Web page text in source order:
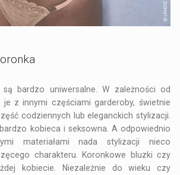
są bardzo uniwersalne. W zależności od
z innymi częściami garderoby, świetnie
codziennych lub eleganckich stylizacji.
kobieca i seksowna. A odpowiednio
materiałami nada stylizacji nieco
charakteru. Koronkowe bluzki czy
kobiecie. Niezależnie do wieku czy